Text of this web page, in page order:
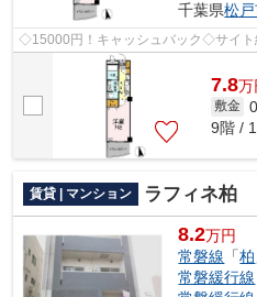
千葉県松
◇15000円！キャッシュバック◇サイト
7.8万
敷金
9階 /
賃貸 | マンション ラフィネ柏
8.2万円
常磐線 「柏
常磐緩行線